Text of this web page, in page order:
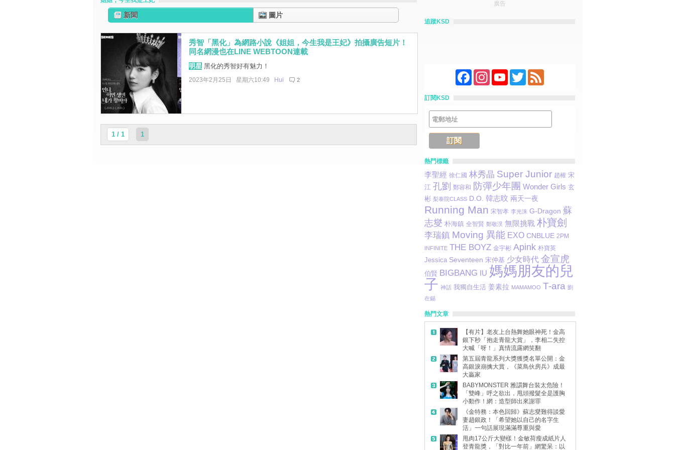
新聞 圖片
秀智「黑化」為網路小說《姐姐，今生我是王妃》拍攝廣告短片！
同名網漫也在LINE WEBTOON連載
明星黑化的秀智好有魅力！
2023年2月25日 星期六10:49 Hui 2
1 / 1 1
廣告
追蹤KSD
FacebookInstagramYouTubeTwitterFeed
訂閱KSD
熱門標籤
李聖經 徐仁國 林秀晶 Super Junior 趙權 宋
江 孔劉 鄭容和 防彈少年團 Wonder Girls 玄
彬 梨泰院CLASS D.O. 韓志旼 兩天一夜
Running Man 宋智孝 李光洙 G-Dragon 蘇
志燮 朴海鎮 全智賢 鄭敬淏 無限挑戰 朴寶劍
李瑞鎮 Moving 異能 EXO CNBLUE 2PM
INFINITE THE BOYZ 金宇彬 Apink 朴寶英
Jessica Seventeen 宋仲基 少女時代 金宣虎
伯賢 BIGBANG IU 媽媽朋友的兒
子 神話 我獨自生活 姜素拉 MAMAMOO T-ara 劉
在錫
熱門文章
【有片】老友上台熱舞她眼神死！金高
銀下秒「抱走青龍大賞」，李相二失控
大喊「呀！」真情流露網笑翻
第五屆青龍系列大獎獲獎名單公開：金
高銀淚崩擒大賞，《菜鳥伙房兵》成最
大贏家
BABYMONSTER 雅譞舞台裝太危險！
「雙峰」呼之欲出，甩頭撥髮全是護胸
小動作！網：造型師出來謝罪
《金特務：本色回歸》蘇志燮難得談愛
妻趙銀政！「希望她以自己的名字生
活」一句話展現滿滿尊重與愛
甩肉17公斤大變樣！金敏荷瘦成紙片人
登青龍獎，「對比一年前」網驚呆：以